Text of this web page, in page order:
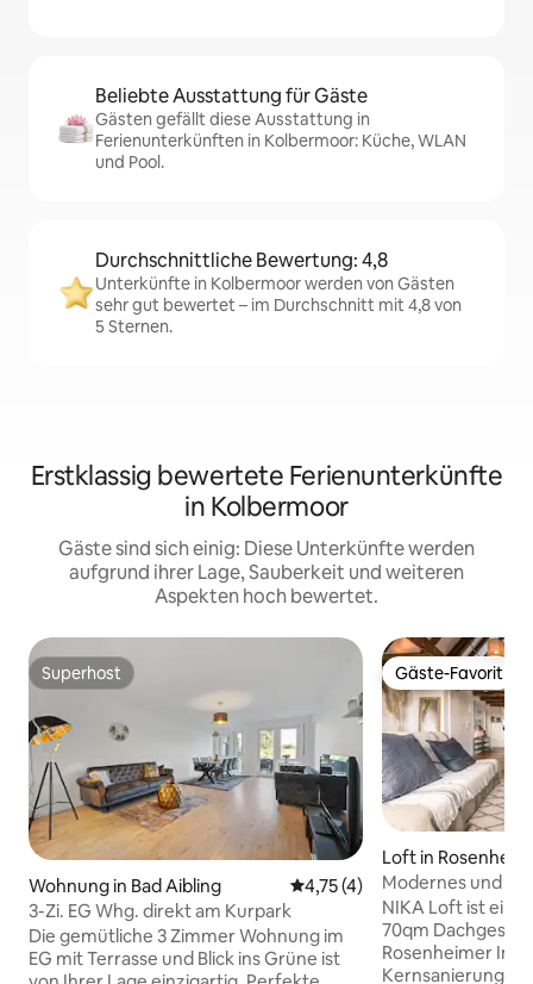
Beliebte Ausstattung für Gäste
Gästen gefällt diese Ausstattung in
Ferienunterkünften in Kolbermoor: Küche, WLAN
und Pool.
Durchschnittliche Bewertung: 4,8
Unterkünfte in Kolbermoor werden von Gästen
sehr gut bewertet – im Durchschnitt mit 4,8 von
5 Sternen.
Erstklassig bewertete Ferienunterkünfte
in Kolbermoor
Gäste sind sich einig: Diese Unterkünfte werden
aufgrund ihrer Lage, Sauberkeit und weiteren
Aspekten hoch bewertet.
Superhost
Superhost
Wohnung in Bad Aibling Durchschnittliche
4,75 (4)
3-Zi. EG Whg. direkt am Kurpark
Die gemütliche 3 Zimmer Wohnung im
EG mit Terrasse und Blick ins Grüne ist
Gäste-Favorit
Gäste-Favorit
Loft in Rosenheim
Modernes und
zentraler Lage.
NIKA Loft ist
70qm
Rosenheimer
Kernsanierung